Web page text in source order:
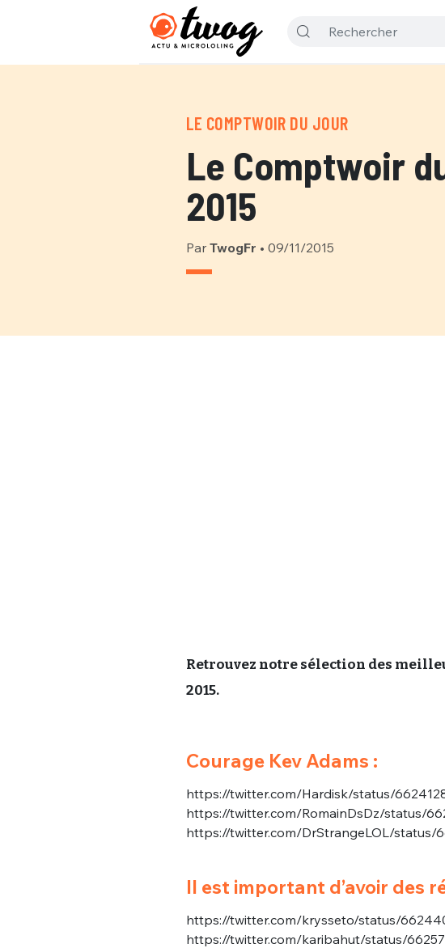
LE COMPTWOIR DU JOUR
Le Comptwoir
2015
Par TwogFr • 09/11/2015
Retrouvez notre sélection des
2015.
Courage Kev Adams :
https://twitter.com/Hardisk/status/
https://twitter.com/RomainDsDz/status/
https://twitter.com/DrStrangeLOL/status/
Il est important d’avoir des
https://twitter.com/krysseto/status/
https://twitter.com/karibahut/status/